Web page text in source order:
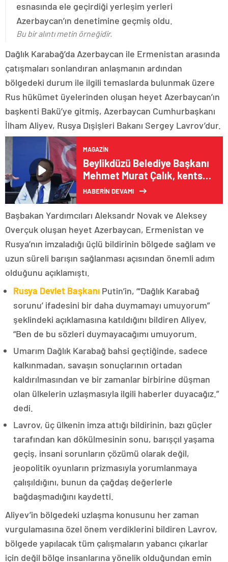
esnasında ele geçirdiği yerleşim yerleri
Azerbaycan’ın denetimine geçmiş oldu.
Bu bir alıntı metin örneğidir.
Dağlık Karabağ’da Azerbaycan ile Ermenistan arasında
çatışmaları sonlandıran anlaşmanın ardından
bölgedeki durum ile ilgili temaslarda bulunmak üzere
Rus hükümet üyelerinden oluşan heyet Azerbaycan’ın
başkenti Bakü’ye gitmiş, Azerbaycan Cumhurbaşkanı
İlham Aliyev, Rusya Dışişleri Bakanı Sergey Lavrov’dur.
MAGAZIN
Beylikdüzü Belediye Başkanı
Mehmet Murat Çalık, kentsel
yenilenme projesini açıkladı
HABERİN DEVAMI
Başbakan Yardımcıları Aleksandr Novak ve Aleksey
Overçuk oluşan heyet Azerbaycan, Ermenistan ve
Rusya’nın imzaladığı üçlü bildirinin bölgede sağlam ve
uzun süreli barışın sağlanması açısından önemli adım
olduğunu açıklamıştı.
Rusya Devlet Başkanı Putin’in, “‘Dağlık Karabağ
sorunu’ ifadesini bir daha duymamayı umuyorum”
şeklindeki açıklamasına katıldığını bildiren Aliyev,
“Ben de bu sözleri duymayacağımı umuyorum.
Umarım Dağlık Karabağ bahsi geçtiğinde, sadece
kalkınmadan, savaşın sonuçlarının ortadan
kaldırılmasından ve bir zamanlar birbirine düşman
olan ülkelerin uzlaşmasıyla ilgili haberler duyacağız.”
dedi.
Lavrov, üç ülkenin imza attığı bildirinin, bazı güçler
tarafından kan dökülmesinin sonu, barışçıl yaşama
geçiş, insani sorunların çözümü olarak değil,
jeopolitik oyunların prizmasıyla yorumlanmaya
çalışıldığını, bunun da çağdaş değerlerle
bağdaşmadığını kaydetti.
Aliyev’in bölgedeki uzlaşma konusunu her zaman
vurgulamasına özel önem verdiklerini bildiren Lavrov,
bölgede yapılacak tüm çalışmaların yabancı çıkarlar
için değil bölge insanlarına yönelik olduğundan emin